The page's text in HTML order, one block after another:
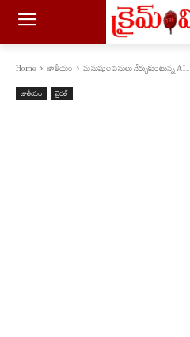
Home జాతీయం మనుషుల పనులు నేర్చుకుంటున్న
జాతీయం వైరల్